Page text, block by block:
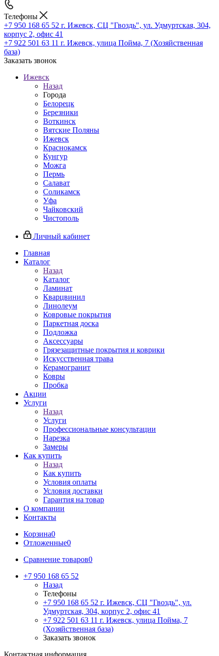
Телефоны
+7 950 168 65 52 г. Ижевск, СЦ "Гвоздь", ул. Удмуртская, 304,
корпус 2, офис 41
+7 922 501 63 11 г. Ижевск, улица Пойма, 7 (Хозяйственная
база)
Заказать звонок
Ижевск
Назад
Города
Белорецк
Березники
Воткинск
Вятские Поляны
Ижевск
Краснокамск
Кунгур
Можга
Пермь
Салават
Соликамск
Уфа
Чайковский
Чистополь
Личный кабинет
Главная
Каталог
Назад
Каталог
Ламинат
Кварцвинил
Линолеум
Ковровые покрытия
Паркетная доска
Подложка
Аксессуары
Грязезащитные покрытия и коврики
Искусственная трава
Керамогранит
Ковры
Пробка
Акции
Услуги
Назад
Услуги
Профессиональные консультации
Нарезка
Замеры
Как купить
Назад
Как купить
Условия оплаты
Условия доставки
Гарантия на товар
О компании
Контакты
Корзина0
Отложенные0
Сравнение товаров0
+7 950 168 65 52
Назад
Телефоны
+7 950 168 65 52 г. Ижевск, СЦ "Гвоздь", ул.
Удмуртская, 304, корпус 2, офис 41
+7 922 501 63 11 г. Ижевск, улица Пойма, 7
(Хозяйственная база)
Заказать звонок
Контактная информация